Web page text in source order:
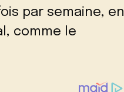
par semaine, en
comme le